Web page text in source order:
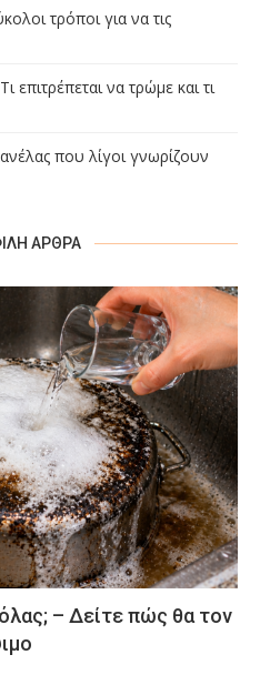
τρόποι για να τις
να τρώμε και τι
που λίγοι γνωρίζουν
ΆΡΘΡΑ
– Δείτε πώς θα τον